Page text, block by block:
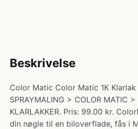
Beskrivelse
Color Matic Color Matic 1K
SPRAYMALING > COLOR MATIC >
KLARLAKKER. Pris: 99.00 kr.
din nøgle til en biloverflade, fås i